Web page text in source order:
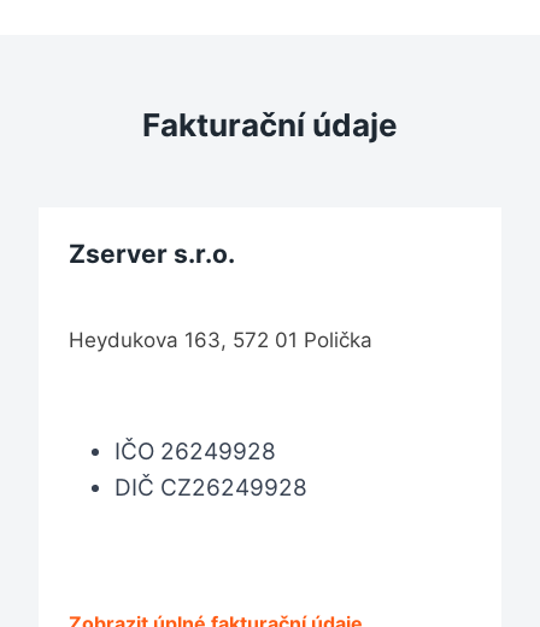
Fakturační údaje
Zserver s.r.o.
Heydukova 163, 572 01 Polička
IČO 26249928
DIČ CZ26249928